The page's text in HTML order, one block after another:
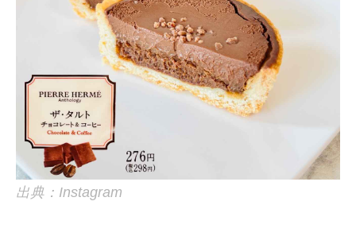
出典：Instagram